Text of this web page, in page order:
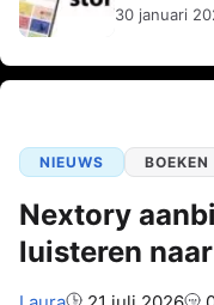
30 januari
NIEUWS BOEKEN
Nextory
luisteren